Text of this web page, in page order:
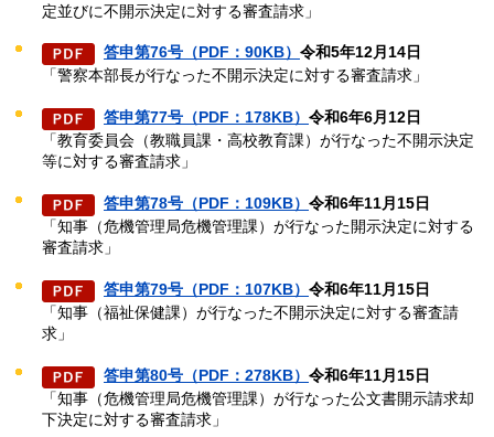
定並びに不開示決定に対する審査請求」
答申第76号（PDF：90KB） 令和5年12月14日
「警察本部長が行なった不開示決定に対する審査請求」
答申第77号（PDF：178KB） 令和6年6月12日
「教育委員会（教職員課・高校教育課）が行なった不開示決定
等に対する審査請求」
答申第78号（PDF：109KB） 令和6年11月15日
「知事（危機管理局危機管理課）が行なった開示決定に対する
審査請求」
答申第79号（PDF：107KB） 令和6年11月15日
「知事（福祉保健課）が行なった不開示決定に対する審査請
求」
答申第80号（PDF：278KB） 令和6年11月15日
「知事（危機管理局危機管理課）が行なった公文書開示請求却
下決定に対する審査請求」